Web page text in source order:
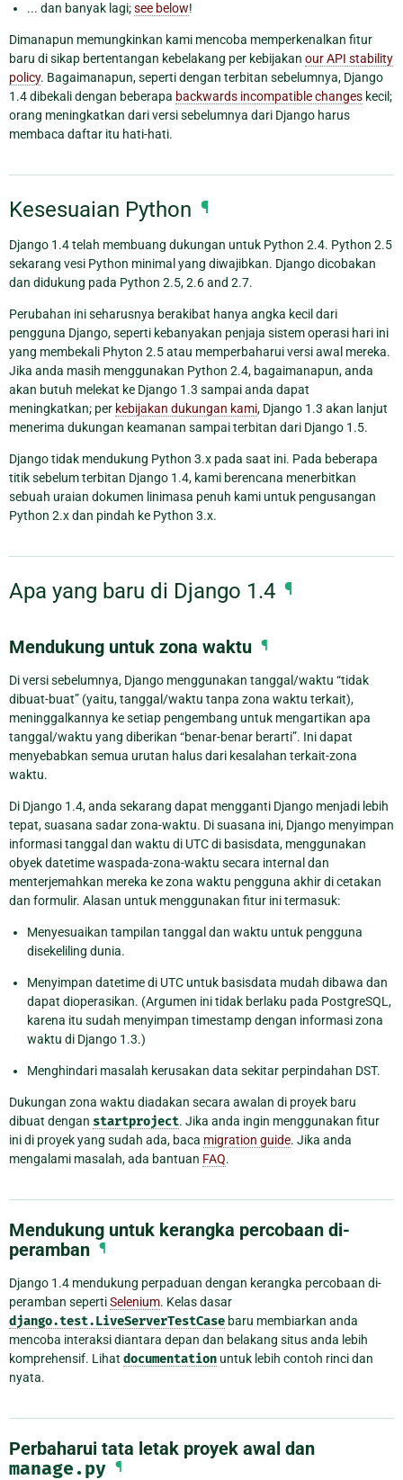
... dan banyak lagi;see below!
Dimanapun memungkinkan kami mencoba memperkenalkan fitur
baru di sikap bertentangan kebelakang per kebijakan our API stability
policy. Bagaimanapun, seperti dengan terbitan sebelumnya, Django
1.4 dibekali dengan beberapa backwards incompatible changes kecil;
orang meningkatkan dari versi sebelumnya dari Django harus
membaca daftar itu hati-hati.
Kesesuaian Python ¶
Django 1.4 telah membuang dukungan untuk Python 2.4. Python 2.5
sekarang vesi Python minimal yang diwajibkan. Django dicobakan
dan didukung pada Python 2.5, 2.6 and 2.7.
Perubahan ini seharusnya berakibat hanya angka kecil dari
pengguna Django, seperti kebanyakan penjaja sistem operasi hari ini
yang membekali Phyton 2.5 atau memperbaharui versi awal mereka.
Jika anda masih menggunakan Python 2.4, bagaimanapun, anda
akan butuh melekat ke Django 1.3 sampai anda dapat
meningkatkan; per kebijakan dukungan kami, Django 1.3 akan lanjut
menerima dukungan keamanan sampai terbitan dari Django 1.5.
Django tidak mendukung Python 3.x pada saat ini. Pada beberapa
titik sebelum terbitan Django 1.4, kami berencana menerbitkan
sebuah uraian dokumen linimasa penuh kami untuk pengusangan
Python 2.x dan pindah ke Python 3.x.
Apa yang baru di Django 1.4 ¶
Mendukung untuk zona waktu ¶
Di versi sebelumnya, Django menggunakan tanggal/waktu “tidak
dibuat-buat” (yaitu, tanggal/waktu tanpa zona waktu terkait),
meninggalkannya ke setiap pengembang untuk mengartikan apa
tanggal/waktu yang diberikan “benar-benar berarti”. Ini dapat
menyebabkan semua urutan halus dari kesalahan terkait-zona
waktu.
Di Django 1.4, anda sekarang dapat mengganti Django menjadi lebih
tepat, suasana sadar zona-waktu. Di suasana ini, Django menyimpan
informasi tanggal dan waktu di UTC di basisdata, menggunakan
obyek datetime waspada-zona-waktu secara internal dan
menterjemahkan mereka ke zona waktu pengguna akhir di cetakan
dan formulir. Alasan untuk menggunakan fitur ini termasuk:
Menyesuaikan tampilan tanggal dan waktu untuk pengguna
disekeliling dunia.
Menyimpan datetime di UTC untuk basisdata mudah dibawa dan
dapat dioperasikan. (Argumen ini tidak berlaku pada PostgreSQL,
karena itu sudah menyimpan timestamp dengan informasi zona
waktu di Django 1.3.)
Menghindari masalah kerusakan data sekitar perpindahan DST.
Dukungan zona waktu diadakan secara awalan di proyek baru
dibuat dengan startproject. Jika anda ingin menggunakan fitur
ini di proyek yang sudah ada, baca migration guide. Jika anda
mengalami masalah, ada bantuan FAQ.
Mendukung untuk kerangka percobaan di-
peramban ¶
Django 1.4 mendukung perpaduan dengan kerangka percobaan di-
peramban sepertiSelenium. Kelas dasar
django.test.LiveServerTestCase baru membiarkan anda
mencoba interaksi diantara depan dan belakang situs anda lebih
komprehensif. Lihat documentation untuk lebih contoh rinci dan
nyata.
Perbaharui tata letak proyek awal dan
manage.py ¶